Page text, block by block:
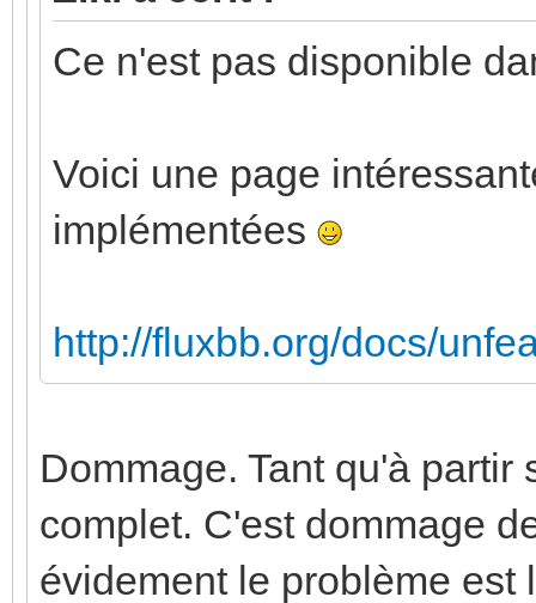
Ce n'est pas disponible
Voici une page
implémentées
http://fluxbb.org/docs/
Dommage. Tant qu'à
complet. C'est dommage
évidement le problème est